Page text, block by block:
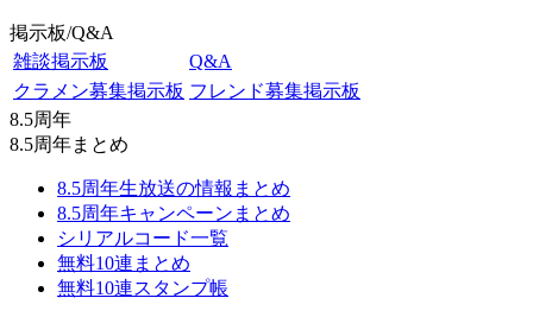
掲示板/Q&A
雑談掲示板
Q&A
クラメン募集掲示板 フレンド募集掲示板
8.5周年
8.5周年まとめ
8.5周年生放送の情報まとめ
8.5周年キャンペーンまとめ
シリアルコード一覧
無料10連まとめ
無料10連スタンプ帳